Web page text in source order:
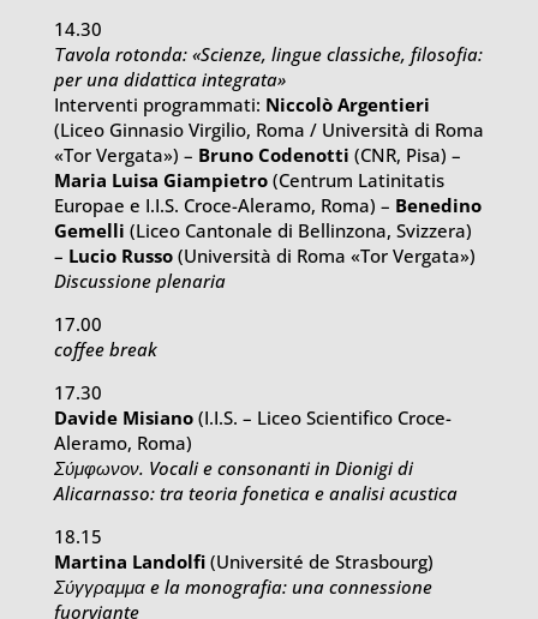
14.30
Τavola rotonda: «Scienze, lingue classiche, filosofia:
per una didattica integrata»
Interventi programmati: Niccolò Argentieri
(Liceo Ginnasio Virgilio, Roma / Università di Roma
«Tor Vergata») – Bruno Codenotti (CNR, Pisa) –
Maria Luisa Giampietro(Centrum Latinitatis
Europae e I.I.S. Croce-Aleramo, Roma) – Benedino
Gemelli (Liceo Cantonale di Bellinzona, Svizzera)
– Lucio Russo(Università di Roma «Tor Vergata»)
Discussione plenaria
17.00
coffee break
17.30
Davide Misiano(I.I.S. – Liceo Scientifico Croce-
Aleramo, Roma)
Σύμφωνον. Vocali e consonanti in Dionigi di
Alicarnasso: tra teoria fonetica e analisi acustica
18.15
Martina Landolfi(Université de Strasbourg)
Σύγγραμμα e la monografia: una connessione
fuorviante